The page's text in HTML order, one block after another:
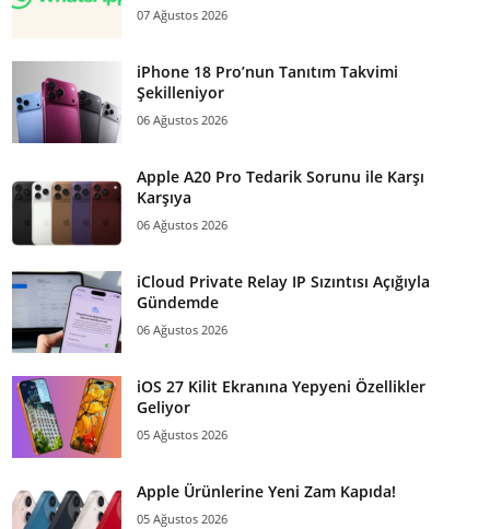
07 Ağustos 2026
iPhone 18 Pro’nun Tanıtım Takvimi
Şekilleniyor
06 Ağustos 2026
Apple A20 Pro Tedarik Sorunu ile Karşı
Karşıya
06 Ağustos 2026
iCloud Private Relay IP Sızıntısı Açığıyla
Gündemde
06 Ağustos 2026
iOS 27 Kilit Ekranına Yepyeni Özellikler
Geliyor
05 Ağustos 2026
Apple Ürünlerine Yeni Zam Kapıda!
05 Ağustos 2026